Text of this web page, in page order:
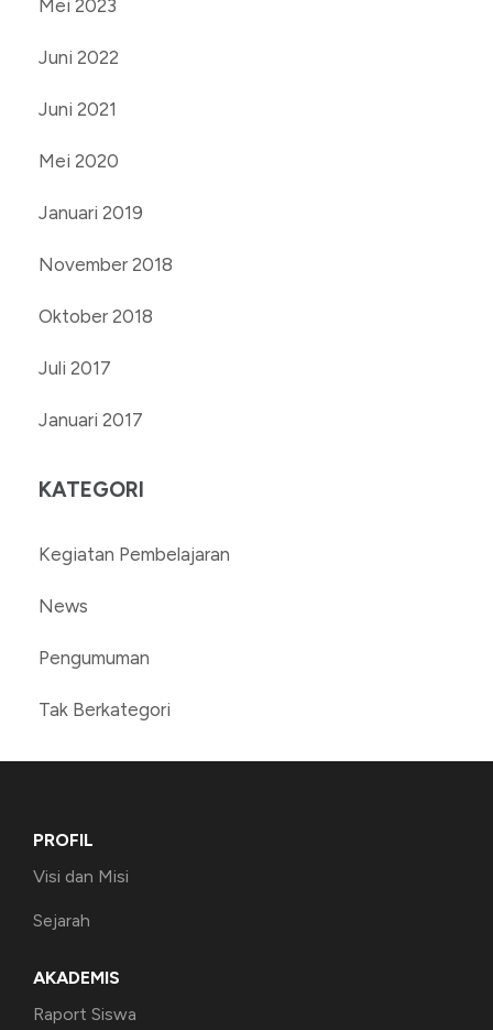
Mei 2023
Juni 2022
Juni 2021
Mei 2020
Januari 2019
November 2018
Oktober 2018
Juli 2017
Januari 2017
KATEGORI
Kegiatan Pembelajaran
News
Pengumuman
Tak Berkategori
PROFIL
Visi dan Misi
Sejarah
AKADEMIS
Raport Siswa